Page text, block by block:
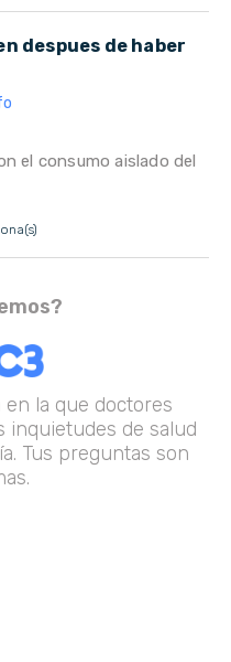
despues de haber
el consumo aislado del
en la que doctores
inquietudes de salud
Tus preguntas son